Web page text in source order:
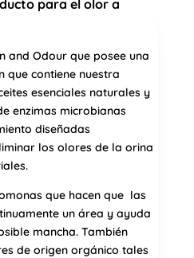
para el olor a
and Odour que posee una
que contiene nuestra
esenciales naturales y
enzimas microbianas
diseñadas
los olores de la orina
que hacen que las
un área y ayuda
mancha. También
de origen orgánico tales